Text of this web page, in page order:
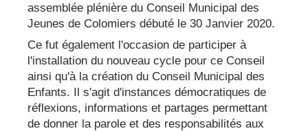
assemblée plénière du Conseil Municipal des
Jeunes de Colomiers débuté le 30 Janvier 2020.
Ce fut également l'occasion de participer à
l'installation du nouveau cycle pour ce Conseil
ainsi qu'à la création du Conseil Municipal des
Enfants. Il s'agit d'instances démocratiques de
réflexions, informations et partages permettant
de donner la parole et des responsabilités aux